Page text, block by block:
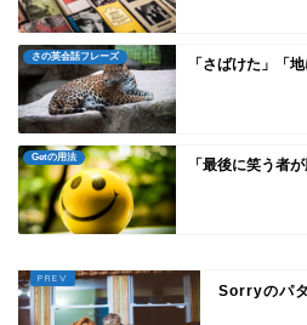
さの英会話フレーズ 「さばけた」「
Getの用法 「最後に笑う者
Sorryのパ